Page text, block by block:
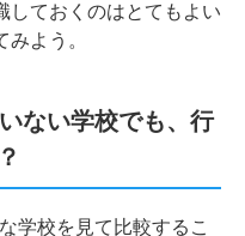
しておくのはとてもよい
よう。
ない学校でも、行
学校を見て比較するこ